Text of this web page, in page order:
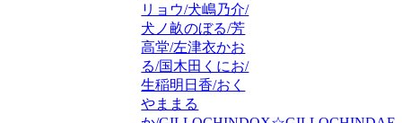
リョウ/犬嶋乃介/
犬ノ畝のぼる/芳
高堂/左津衣かお
る/国木田くにお/
生稲明日香/おく
やままる